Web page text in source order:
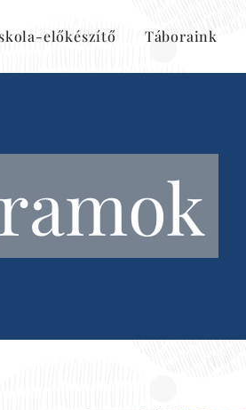
előkészítő Táboraink